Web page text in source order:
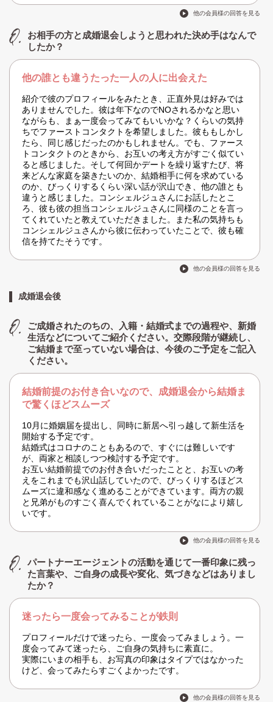
他の会員様の回答を見る
お相手の方と成婚退会しようと思われた決め手はなんで
したか？
他の誰とも違うたった一人の人に出会えた
紹介で彼のプロフィールをみたとき、正直外見は好みでは
ありませんでした。彼は年下なのでNOされるかなと思い
ながらも、まぁ一度会ってみてもいいかな？くらいの気持
ちでファーストコンタクトを希望しました。彼ももしかし
たら、同じ感じだったのかもしれません。でも、ファース
トコンタクトのときから、お互いの考え方がすごく似てい
ると感じました。そして何回かデートを繰り返すたび、将
来どんな家庭を築きたいのか、結婚相手に何を求めている
のか、びっくりするくらい深い話が沢山でき、他の誰とも
違うと感じました。コンシェルジュさんにお話したとこ
ろ、彼も彼の担当コンシェルジュさんに同様のことを言っ
てくれていたと教えていただきました。また私の気持ちも
コンシェルジュさんから彼に伝わっていたことで、彼も確
信を持てたそうです。
他の会員様の回答を見る
成婚退会後
ご成婚されたのちの、入籍・結婚式までの過程や、新婚
生活などについてご紹介ください。交際段階が継続し、
ご結婚まで至っていない場合は、今後のご予定をご記入
ください。
結婚前提のお付き合いなので、成婚退会から結婚ま
で驚くほどスムーズ
10月に婚姻届を提出し、同時に新居へ引っ越して新生活を
開始する予定です。
結婚式はコロナのこともあるので、すぐには難しいです
が、両家と相談しつつ検討する予定です。
お互い結婚前提でのお付き合いだったことと、お互いの考
えをこれまでも沢山話していたので、びっくりするほどス
ムーズに違和感なく進めることができています。両方の親
と兄弟がものすごく喜んでくれていることがなにより嬉し
いです。
他の会員様の回答を見る
パートナーエージェントの活動を通じて一番印象に残っ
た言葉や、ご自身の成長や変化、気づきなどはありまし
たか？
迷ったら一度会ってみることが鉄則
プロフィールだけで迷ったら、一度会ってみましょう。一
度会ってみて迷ったら、ご自身の気持ちに素直に。
実際にいまの相手も、お写真の印象はタイプではなかった
けど、会ってみたらすごくよかったです。
他の会員様の回答を見る